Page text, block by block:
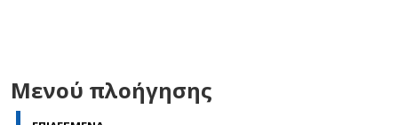
Μενού πλοήγησης